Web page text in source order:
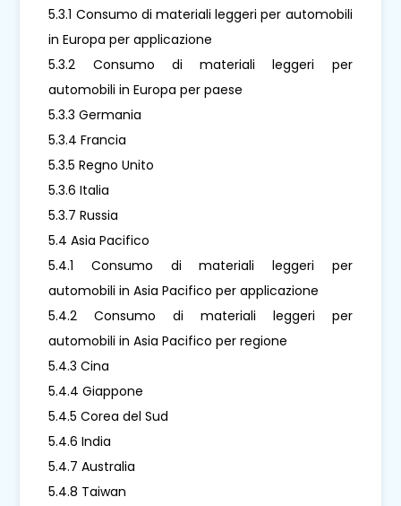
5.3.1 Consumo di materiali leggeri per automobili
in Europa per applicazione
5.3.2 Consumo di materiali leggeri per
automobili in Europa per paese
5.3.3 Germania
5.3.4 Francia
5.3.5 Regno Unito
5.3.6 Italia
5.3.7 Russia
5.4 Asia Pacifico
5.4.1 Consumo di materiali leggeri per
automobili in Asia Pacifico per applicazione
5.4.2 Consumo di materiali leggeri per
automobili in Asia Pacifico per regione
5.4.3 Cina
5.4.4 Giappone
5.4.5 Corea del Sud
5.4.6 India
5.4.7 Australia
5.4.8 Taiwan